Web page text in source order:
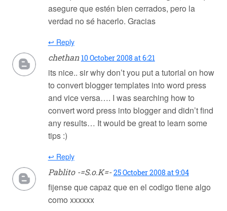
asegure que estén bien cerrados, pero la
verdad no sé hacerlo. Gracias
↩ Reply
chethan 10 October 2008 at 6:21
its nice.. sir why don’t you put a tutorial on how
to convert blogger templates into word press
and vice versa…. I was searching how to
convert word press into blogger and didn’t find
any results… It would be great to learn some
tips :)
↩ Reply
Pablito -=S.o.K=- 25 October 2008 at 9:04
fijense que capaz que en el codigo tiene algo
como xxxxxx